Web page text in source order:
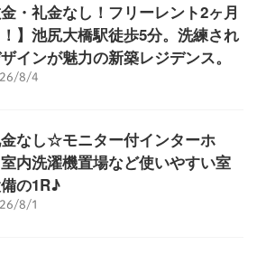
金・礼金なし！フリーレント2ヶ月
】池尻大橋駅徒歩5分。洗練され
インが魅力の新築レジデンス。
8/4
なし☆モニター付インターホ
内洗濯機置場など使いやすい室
の1R♪
8/1